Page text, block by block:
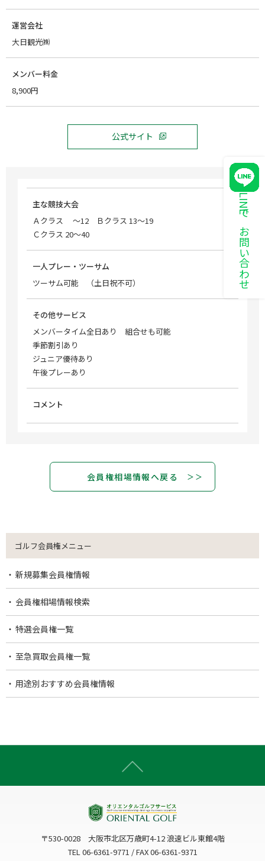
LINEでお問い合わせ
運営会社
大日観光㈱
メンバー料金
8,900円
公式サイト
主な競技大会
Ａクラス ～12 Ｂクラス 13～19
Ｃクラス 20～40
一人プレー・ツーサム
ツーサム可能 （土日祝不可）
その他サービス
メンバータイム全日あり 組合せも可能
季節割引あり
ジュニア優待あり
午後プレーあり
コメント
会員権相場情報へ戻る
ゴルフ会員権メニュー
新規募集会員権情報
会員権相場情報検索
特選会員権一覧
至急買取会員権一覧
用途別おすすめ会員権情報
〒530-0028 大阪市北区万歳町4-12 浪速ビル東館4階
TEL 06-6361-9771 / FAX 06-6361-9371